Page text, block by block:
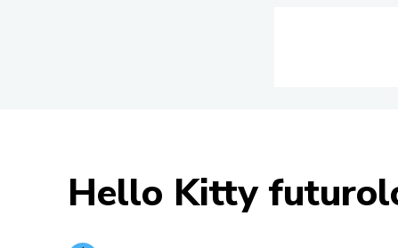
Hello Kitty